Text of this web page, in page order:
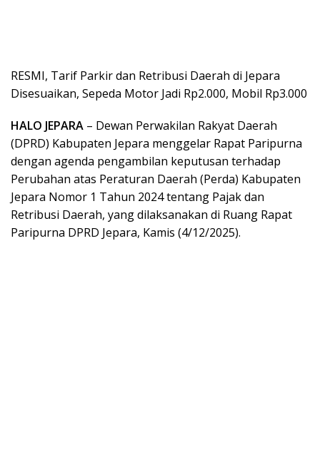
RESMI, Tarif Parkir dan Retribusi Daerah di Jepara
Disesuaikan, Sepeda Motor Jadi Rp2.000, Mobil Rp3.000
HALO JEPARA – Dewan Perwakilan Rakyat Daerah
(DPRD) Kabupaten Jepara menggelar Rapat Paripurna
dengan agenda pengambilan keputusan terhadap
Perubahan atas Peraturan Daerah (Perda) Kabupaten
Jepara Nomor 1 Tahun 2024 tentang Pajak dan
Retribusi Daerah, yang dilaksanakan di Ruang Rapat
Paripurna DPRD Jepara, Kamis (4/12/2025).